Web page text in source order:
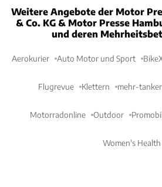
Weitere Angebote der Motor
& Co. KG & Motor Presse
und deren
Aerokurier Auto Motor und Sport
Flugrevue Klettern mehr-
Motorradonline Outdoor Promobil
Women's Health